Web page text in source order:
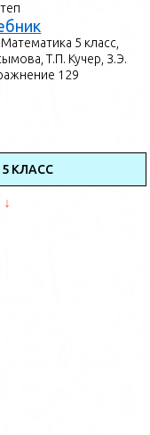
5 класс,
Т.П. Кучер, З.Э.
129
КЛАСС